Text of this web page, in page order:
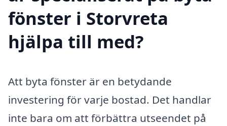
fönster i Storvreta
hjälpa till med?
Att byta fönster är en betydande
investering för varje bostad. Det handlar
inte bara om att förbättra utseendet på